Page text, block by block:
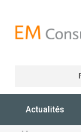
Actualités